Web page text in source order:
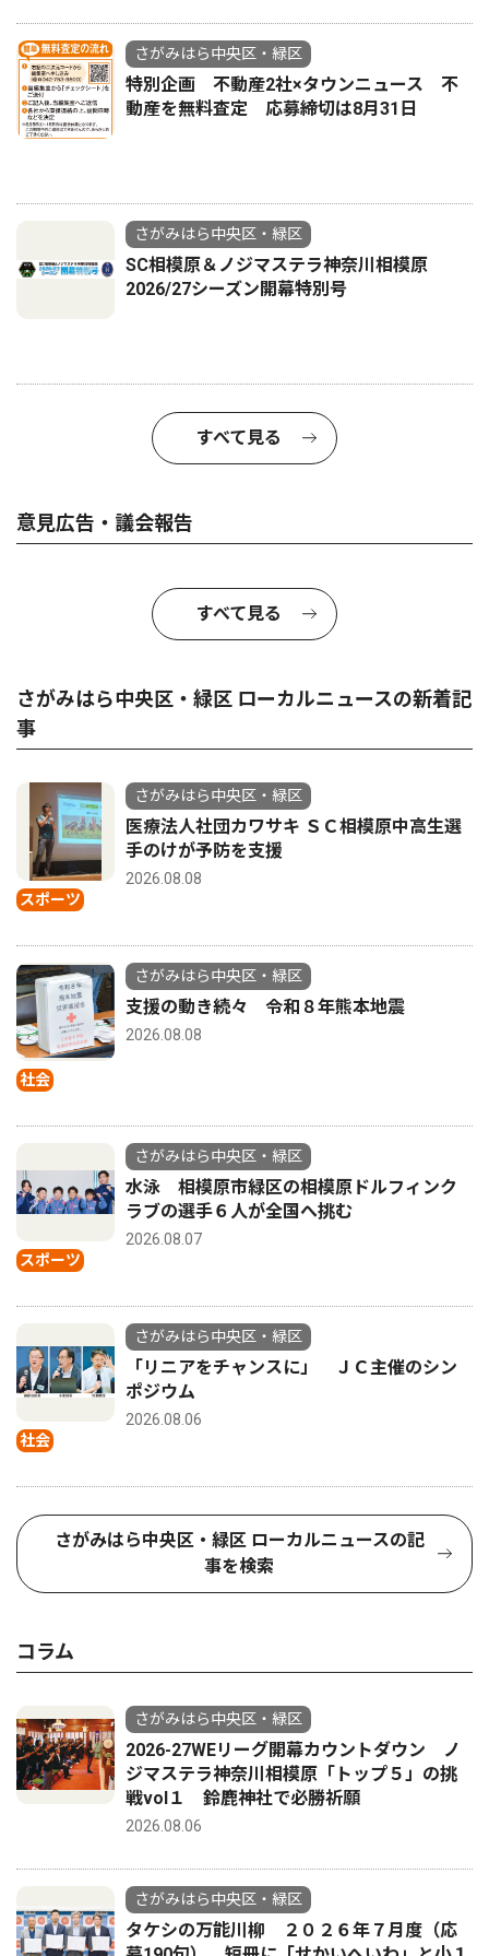
さがみはら中央区・緑区
特別企画 不動産2社×タウンニュース 不
動産を無料査定 応募締切は8月31日
さがみはら中央区・緑区
SC相模原＆ノジマステラ神奈川相模原
2026/27シーズン開幕特別号
すべて見る
意見広告・議会報告
すべて見る
さがみはら中央区・緑区 ローカルニュースの新着記
事
スポーツ
さがみはら中央区・緑区
医療法人社団カワサキ ＳＣ相模原中高生選
手のけが予防を支援
2026.08.08
社会
さがみはら中央区・緑区
支援の動き続々 令和８年熊本地震
2026.08.08
スポーツ
さがみはら中央区・緑区
水泳 相模原市緑区の相模原ドルフィンク
ラブの選手６人が全国へ挑む
2026.08.07
社会
さがみはら中央区・緑区
「リニアをチャンスに」 ＪＣ主催のシン
ポジウム
2026.08.06
さがみはら中央区・緑区 ローカルニュースの記
事を検索
コラム
さがみはら中央区・緑区
2026-27WEリーグ開幕カウントダウン ノ
ジマステラ神奈川相模原「トップ５」の挑
戦vol１ 鈴鹿神社で必勝祈願
2026.08.06
さがみはら中央区・緑区
タケシの万能川柳 ２０２６年７月度（応